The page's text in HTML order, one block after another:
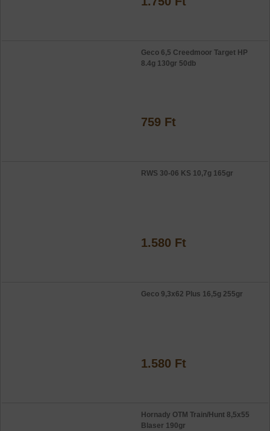
Geco 6,5 Creedmoor Target HP
8.4g 130gr 50db
759 Ft
RWS 30-06 KS 10,7g 165gr
1.580 Ft
Geco 9,3x62 Plus 16,5g 255gr
1.580 Ft
Hornady OTM Train/Hunt 8,5x55
Blaser 190gr